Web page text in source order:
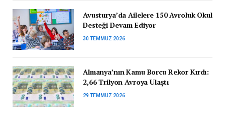
Avusturya’da Ailelere 150 Avroluk Okul
Desteği Devam Ediyor
30 TEMMUZ 2026
Almanya’nın Kamu Borcu Rekor Kırdı:
2,66 Trilyon Avroya Ulaştı
29 TEMMUZ 2026